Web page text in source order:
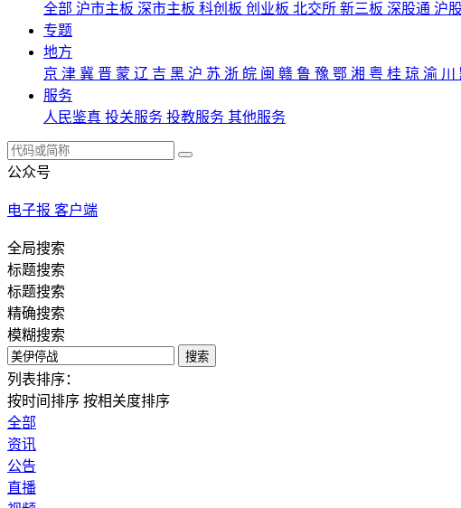
全部 沪市主板 深市主板 科创板 创业板 北交所 新三板 深股通 沪
专题
地方
京 津 冀 晋 蒙 辽 吉 黑 沪 苏 浙 皖 闽 赣 鲁 豫 鄂 湘 粤 桂 琼 渝 川
服务
人民鉴真 投关服务 投教服务 其他服务
公众号
电子报 客户端
全局搜索
标题搜索
标题搜索
精确搜索
模糊搜索
搜索
列表排序：
按时间排序 按相关度排序
全部
资讯
公告
直播